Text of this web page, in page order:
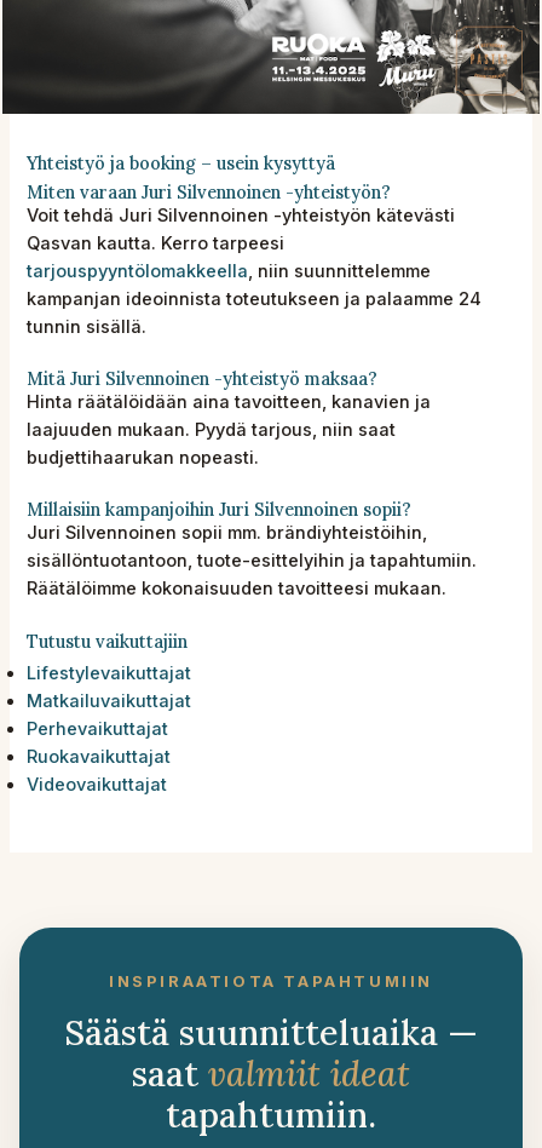
Yhteistyö ja booking – usein kysyttyä
Miten varaan Juri Silvennoinen -yhteistyön?
Voit tehdä Juri Silvennoinen -yhteistyön kätevästi
Qasvan kautta. Kerro tarpeesi
tarjouspyyntölomakkeella, niin suunnittelemme
kampanjan ideoinnista toteutukseen ja palaamme 24
tunnin sisällä.
Mitä Juri Silvennoinen -yhteistyö maksaa?
Hinta räätälöidään aina tavoitteen, kanavien ja
laajuuden mukaan. Pyydä tarjous, niin saat
budjettihaarukan nopeasti.
Millaisiin kampanjoihin Juri Silvennoinen sopii?
Juri Silvennoinen sopii mm. brändiyhteistöihin,
sisällöntuotantoon, tuote-esittelyihin ja tapahtumiin.
Räätälöimme kokonaisuuden tavoitteesi mukaan.
Tutustu vaikuttajiin
Lifestylevaikuttajat
Matkailuvaikuttajat
Perhevaikuttajat
Ruokavaikuttajat
Videovaikuttajat
INSPIRAATIOTA TAPAHTUMIIN
Säästä suunnitteluaika —
saat valmiit ideat
tapahtumiin.